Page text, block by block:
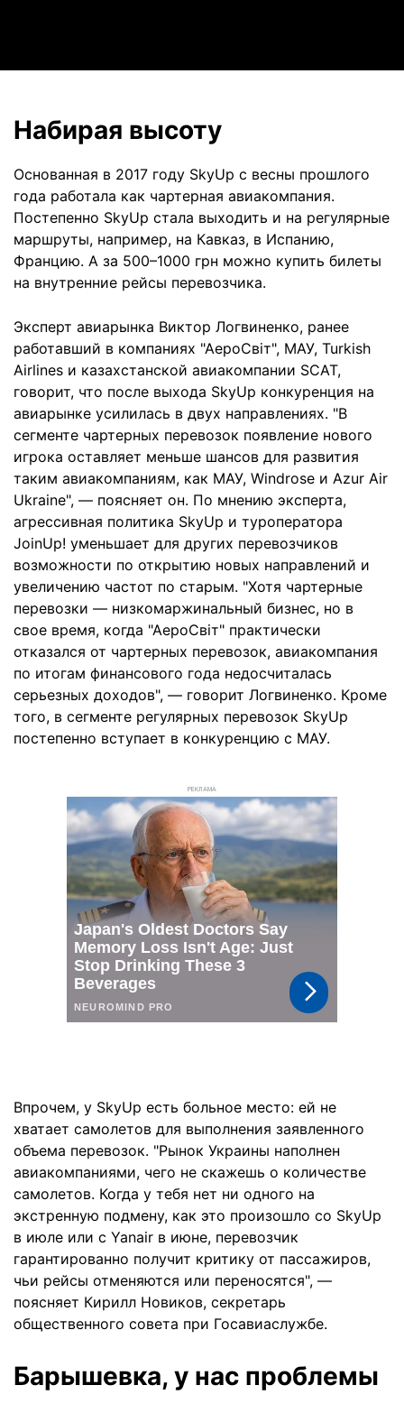
Набирая высоту
Основанная в 2017 году SkyUp с весны прошлого
года работала как чартерная авиакомпания.
Постепенно SkyUp стала выходить и на регулярные
маршруты, например, на Кавказ, в Испанию,
Францию. А за 500–1000 грн можно купить билеты
на внутренние рейсы перевозчика.
Эксперт авиарынка Виктор Логвиненко, ранее
работавший в компаниях "АероСвіт", МАУ, Turkish
Airlines и казахстанской авиакомпании SCAT,
говорит, что после выхода SkyUp конкуренция на
авиа­рынке усилилась в двух направлениях. "В
сегменте чартерных перевозок появление нового
игрока оставляет меньше шансов для развития
таким авиакомпаниям, как МАУ, Windrose и Azur Air
Ukraine", — поясняет он. По мнению эксперта,
агрессивная политика SkyUp и туроператора
JoinUp! уменьшает для других перевозчиков
возможности по открытию новых направлений и
увеличению частот по старым. "Хотя чартерные
перевозки — низкомаржинальный бизнес, но в
свое время, когда "АероСвіт" практически
отказался от чартерных перевозок, авиакомпания
по итогам финансового года недосчиталась
серьезных доходов", — говорит Логвиненко. Кроме
того, в сегменте регулярных перевозок SkyUp
постепенно вступает в конкуренцию с МАУ.
РЕКЛАМА
Впрочем, у SkyUp есть больное место: ей не
хватает самолетов для выполнения заявленного
объема перевозок. "Рынок Украины наполнен
авиакомпаниями, чего не скажешь о количестве
самолетов. Когда у тебя нет ни одного на
экстренную подмену, как это произошло со SkyUp
в июле или с Yanair в июне, перевозчик
гарантированно получит критику от пассажиров,
чьи рейсы отменяются или переносятся", —
поясняет Кирилл Новиков, секретарь
общественного совета при Госавиаслужбе.
Барышевка, у нас проблемы